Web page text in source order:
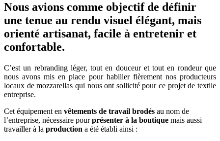
Nous avions comme objectif de définir
une tenue au rendu visuel élégant, mais
orienté artisanat, facile à entretenir et
confortable.
C’est un rebranding léger, tout en douceur et tout en rondeur que
nous avons mis en place pour habiller fièrement nos producteurs
locaux de mozzarellas qui nous ont sollicité pour ce projet de textile
entreprise.
Cet équipement en vêtements de travail brodés au nom de
l’entreprise, nécessaire pourprésenter à la boutique mais aussi
travailler à la production a été établi ainsi :